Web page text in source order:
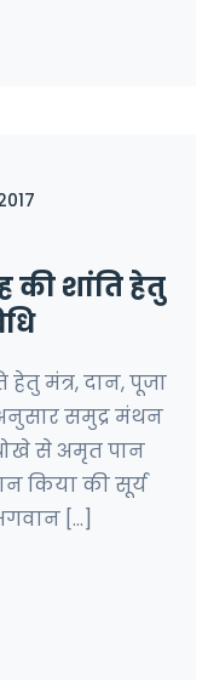
की शांति हेतु
हेतु मंत्र, दान, पूजा
समुद्र मंथन
से अमृत पान
किया की सूर्य
[...]